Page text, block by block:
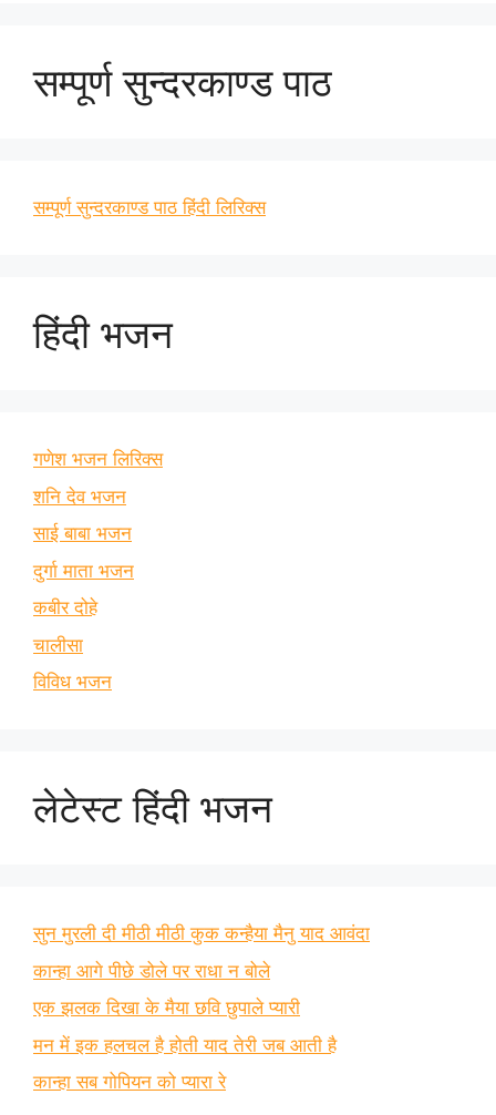
सम्पूर्ण सुन्दरकाण्ड पाठ
सम्पूर्ण सुन्दरकाण्ड पाठ हिंदी लिरिक्स
हिंदी भजन
गणेश भजन लिरिक्स
शनि देव भजन
साई बाबा भजन
दुर्गा माता भजन
कबीर दोहे
चालीसा
विविध भजन
लेटेस्ट हिंदी भजन
सुन मुरली दी मीठी मीठी कुक कन्हैया मैनु याद आवंदा
कान्हा आगे पीछे डोले पर राधा न बोले
एक झलक दिखा के मैया छवि छुपाले प्यारी
मन में इक हलचल है होती याद तेरी जब आती है
कान्हा सब गोपियन को प्यारा रे